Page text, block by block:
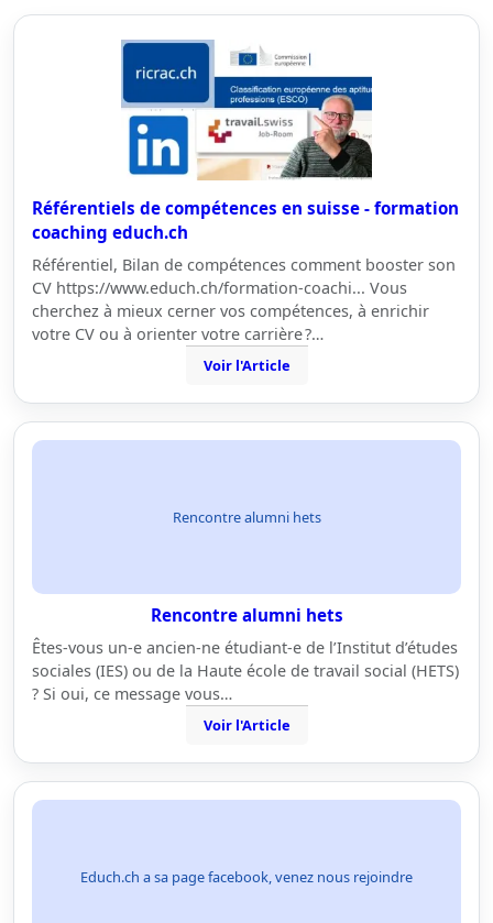
Référentiels de compétences en suisse - formation
coaching educh.ch
Référentiel, Bilan de compétences comment booster son
CV https://www.educh.ch/formation-coachi... Vous
cherchez à mieux cerner vos compétences, à enrichir
votre CV ou à orienter votre carrière ?…
Voir l'Article
Rencontre alumni hets
Rencontre alumni hets
Êtes-vous un-e ancien-ne étudiant-e de l’Institut d’études
sociales (IES) ou de la Haute école de travail social (HETS)
? Si oui, ce message vous…
Voir l'Article
Educh.ch a sa page facebook, venez nous rejoindre